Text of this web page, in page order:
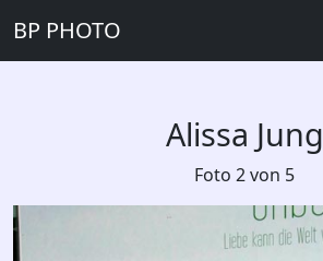
BP PHOTO
Alissa Jung
Foto 2 von 5